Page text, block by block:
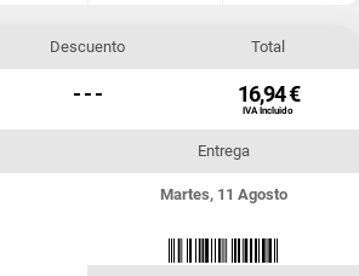
Descuento
- - -
Total
16,94 €
IVA Incluido
Entrega
Martes, 11 Agosto